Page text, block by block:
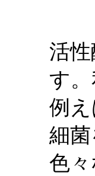
活
す
例
細
色